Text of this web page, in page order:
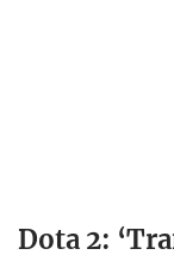
Dota 2: